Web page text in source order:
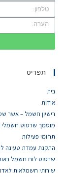
תפריט
בית
אודות
רישיון חשמל – אשר
מוסמך שרטוט חשמלי
תחומי פעילות
התקנת עמדת טעינה
שרטוט לוח חשמל
שירותי חשמלאות